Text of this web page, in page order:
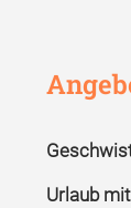
Urlaub